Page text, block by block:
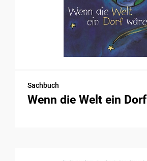
Sachbuch
Wenn die Welt ein